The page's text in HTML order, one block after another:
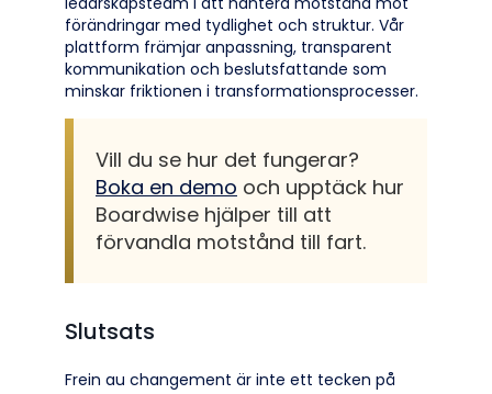
förändringar med tydlighet och struktur. Vår
plattform främjar anpassning, transparent
kommunikation och beslutsfattande som
minskar friktionen i transformationsprocesser.
Vill du se hur det fungerar?
Boka en demo och upptäck hur
Boardwise hjälper till att
förvandla motstånd till fart.
Slutsats
Frein au changement är inte ett tecken på